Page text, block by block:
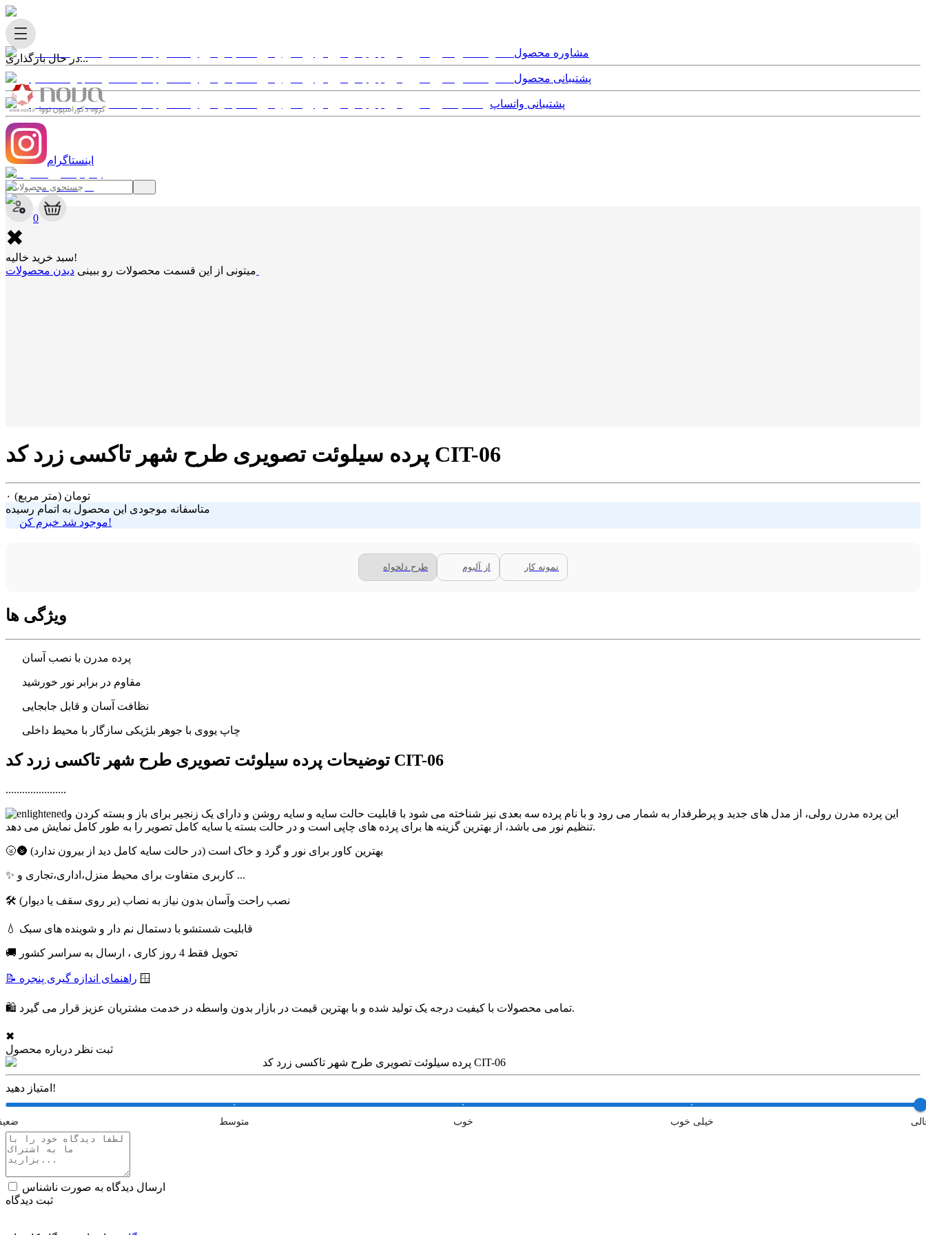
در حال بارگذاری...
✖
0
✖
سبد خرید خالیه!
میتونی از این قسمت محصولات رو ببینی
مشاوره محصول
پشتیبانی محصول
پشتیبانی واتساپ
اینستاگرام
پرده سیلوئت تصویری طرح شهر تاکسی زرد کد CIT-06
۰ تومان (متر مربع)
متاسفانه موجودی این محصول به اتمام رسیده
موجود شد خبرم کن!
طرح دلخواه از آلبوم نمونه کار
ویژگی ها
پرده مدرن با نصب آسان
مقاوم در برابر نور خورشید
نظافت آسان و قابل جابجایی
چاپ یووی با جوهر بلژیکی سازگار با محیط داخلی
توضیحات پرده سیلوئت تصویری طرح شهر تاکسی زرد کد CIT-06
......................
این پرده مدرن رولی، از مدل های جدید و پرطرفدار به شمار می رود و با نام پرده سه بعدی نیز شناخته می شود با قابلیت حالت سایه و سایه روشن و دارای یک زنجیر برای باز و بسته کردن و
تنظیم نور می باشد، از بهترین گزینه ها برای پرده های چاپی است و در حالت بسته یا سایه کامل تصویر را به طور کامل نمایش می دهد.
🌝🌚 بهترین کاور برای نور و گرد و خاک است (در حالت سایه کامل دید از بیرون ندارد)
✨ کاربری متفاوت برای محیط منزل،اداری،تجاری و ...
🛠 نصب راحت وآسان بدون نیاز به نصاب (بر روی سقف یا دیوار)
💧 قابلیت شستشو با دستمال نم دار و شوینده های سبک
🚚 تحویل فقط 4 روز کاری ، ارسال به سراسر کشور
📝 راهنمای اندازه گیری پنجره 🪟
🛍 تمامی محصولات با کیفیت درجه یک تولید شده و با بهترین قیمت در بازار بدون واسطه در خدمت مشتریان عزیز قرار می گیرد.
✖
ثبت نظر درباره محصول
پرده سیلوئت تصویری طرح شهر تاکسی زرد کد CIT-06
امتیاز دهید!
متوسط خوب خیلی خوب
ارسال دیدگاه به صورت ناشناس
ثبت دیدگاه